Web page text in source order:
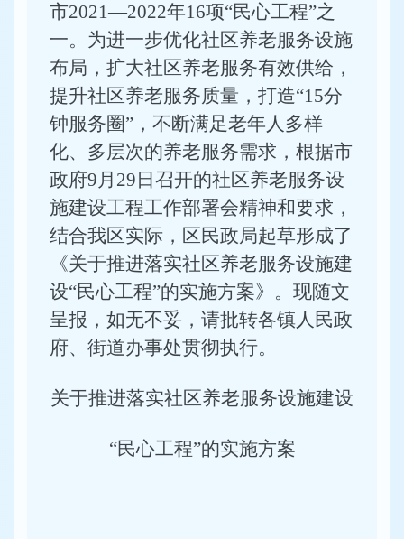
市2021—2022年16项“民心工程”之
一。 为进一步优化社区养老服务设施
布局，扩大社区养老服务有效供给，
提升社区养老服务质量，打造“15分
钟服务圈”，不断满足老年人多样
化、多层次的养老服务需求，根据市
政府9月29日召开的社区养老服务设
施建设工程工作部署会精神和要求，
结合我区实际，区民政局起草形成了
《关于推进落实社区养老服务设施建
设“民心工程”的实施方案》。现随文
呈报，如无不妥，请批转各镇人民政
府、街道办事处贯彻执行。
关于推进落实社区养老服务设施建设
“民心工程”的实施方案